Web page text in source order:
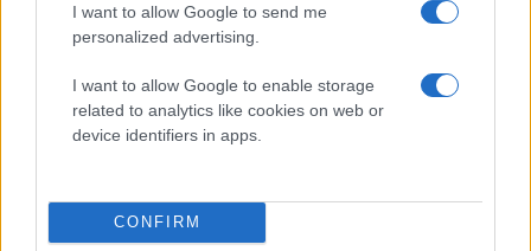
I want to allow Google to send me
personalized advertising.
I want to allow Google to enable storage
related to analytics like cookies on web or
device identifiers in apps.
CONFIRM
2026-03-16
Den här texten är riktad direkt till er i
Umeåpubliken.